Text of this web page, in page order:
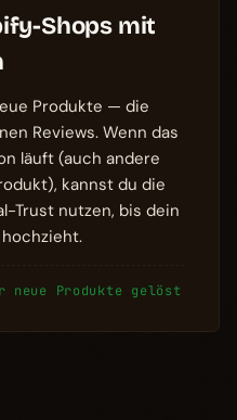
Shops mit
Produkte — die
Reviews. Wenn das
läuft (auch andere
kannst du die
Trust nutzen, bis dein
neue Produkte gelöst